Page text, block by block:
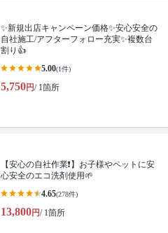
✨新規出店キャンペーン価格✨安心安全の
自社施工/アフターフォロー充実✨複数台
割り👍
5.00(1件)
5,750円/ 1箇所
【安心の自社作業❗️】お子様やペットに安
心安全のエコ洗剤使用🌱
4.65(278件)
13,800円/ 1箇所